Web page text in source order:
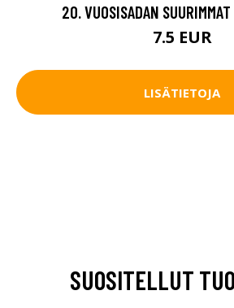
20. VUOSISADAN
7.5 EUR
LISÄTIETOJA
SUOSITELLUT